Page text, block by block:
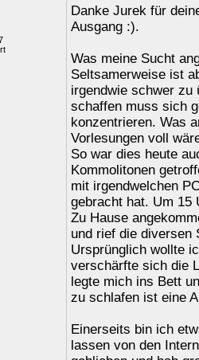
Danke Jurek für
Ausgang :).
Was meine Sucht
Seltsamerweise ist
irgendwie schwer zu
schaffen muss sich
konzentrieren. Was
Vorlesungen voll
So war dies heute
Kommolitonen
mit irgendwelchen
gebracht hat. Um 15
Zu Hause
und rief die diversen
Ursprünglich wollte
verschärfte sich die
legte mich ins Bett
zu schlafen ist eine
Einerseits bin ich
lassen von den